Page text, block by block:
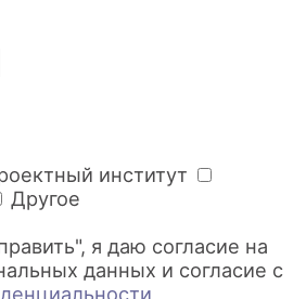
институт
Другое
я даю согласие на
данных и согласие с